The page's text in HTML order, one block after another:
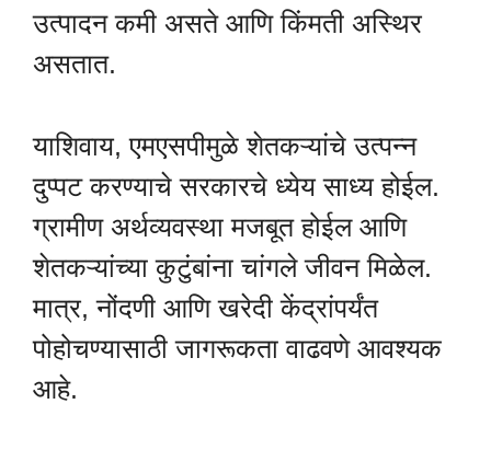
उत्पादन कमी असते आणि किंमती अस्थिर
असतात.
याशिवाय, एमएसपीमुळे शेतकऱ्यांचे उत्पन्न
दुप्पट करण्याचे सरकारचे ध्येय साध्य होईल.
ग्रामीण अर्थव्यवस्था मजबूत होईल आणि
शेतकऱ्यांच्या कुटुंबांना चांगले जीवन मिळेल.
मात्र, नोंदणी आणि खरेदी केंद्रांपर्यंत
पोहोचण्यासाठी जागरूकता वाढवणे आवश्यक
आहे.